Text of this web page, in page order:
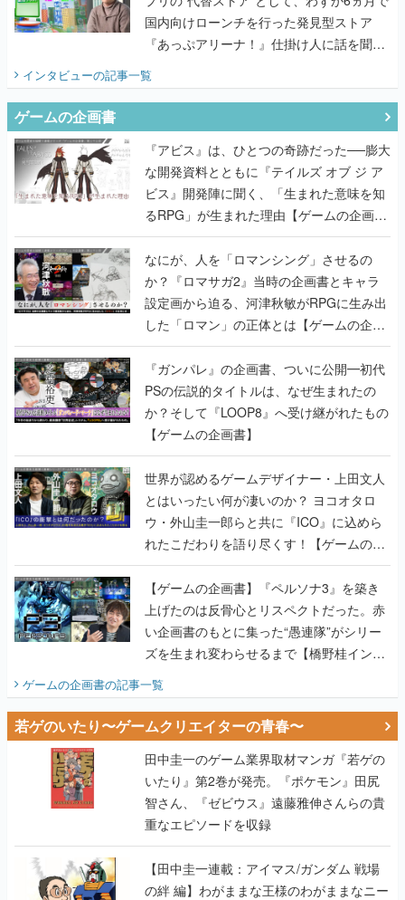
国内向けローンチを行った発見型ストア
『あっぷアリーナ！』仕掛け人に話を聞い
インタビューの記事一覧
ゲームの企画書
『アビス』は、ひとつの奇跡だった──膨大
な開発資料とともに『テイルズ オブ ジ ア
ビス』開発陣に聞く、「生まれた意味を知
るRPG」が生まれた理由【ゲームの企画
書】
なにが、人を「ロマンシング」させるの
か？『ロマサガ2』当時の企画書とキャラ
設定画から迫る、河津秋敏がRPGに生み出
した「ロマン」の正体とは【ゲームの企画
書】
『ガンパレ』の企画書、ついに公開━初代
PSの伝説的タイトルは、なぜ生まれたの
か？そして『LOOP8』へ受け継がれたもの
【ゲームの企画書】
世界が認めるゲームデザイナー・上田文人
とはいったい何が凄いのか？ ヨコオタロ
ウ・外山圭一郎らと共に『ICO』に込めら
れたこだわりを語り尽くす！【ゲームの企
画書】
【ゲームの企画書】『ペルソナ3』を築き
上げたのは反骨心とリスペクトだった。赤
い企画書のもとに集った“愚連隊”がシリー
ズを生まれ変わらせるまで【橋野桂インタ
ゲームの企画書の記事一覧
若ゲのいたり〜ゲームクリエイターの青春〜
田中圭一のゲーム業界取材マンガ『若ゲの
いたり』第2巻が発売。『ポケモン』田尻
智さん、『ゼビウス』遠藤雅伸さんらの貴
重なエピソードを収録
【田中圭一連載：アイマス/ガンダム 戦場
の絆 編】わがままな王様のわがままなニー